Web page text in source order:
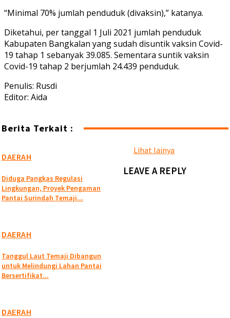
“Minimal 70% jumlah penduduk (divaksin),” katanya.
Diketahui, per tanggal 1 Juli 2021 jumlah penduduk
Kabupaten Bangkalan yang sudah disuntik vaksin Covid-
19 tahap 1 sebanyak 39.085. Sementara suntik vaksin
Covid-19 tahap 2 berjumlah 24.439 penduduk.
Penulis: Rusdi
Editor: Aida
Berita Terkait :
DAERAH
Diduga Pangkas Regulasi
Lingkungan, Proyek Pengaman
Pantai Surindah Temaji...
DAERAH
Tanggul Laut Temaji Dibangun
untuk Melindungi Lahan Pantai
Bersertifikat...
DAERAH
Lihat lainya
LEAVE A REPLY